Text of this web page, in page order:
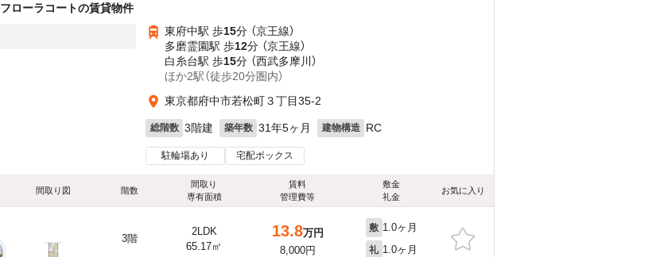
フローラコートの賃貸物件
東府中駅 歩15分 （京王線）
多磨霊園駅 歩12分 （京王線）
白糸台駅 歩15分 （西武多摩川）
ほか2駅（徒歩20分圏内）
東京都府中市若松町３丁目35-2
総階数 3階建 築年数 31年5ヶ月 建物構造 RC
駐輪場あり 宅配ボックス
間取り図 階数
間取り
専有面積
賃料
管理費等
敷金
礼金
お気に入り
3階
2LDK
65.17㎡
13.8万円
8,000円
敷 1.0ヶ月
礼 1.0ヶ月